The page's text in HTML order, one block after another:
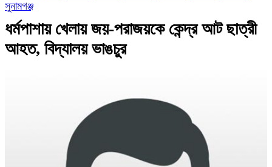
সুনামগঞ্জ
ধর্মপাশায় খেলায় জয়-পরাজয়কে কেন্দ্র আট ছাত্রী
আহত, বিদ্যালয় ভাঙচুর